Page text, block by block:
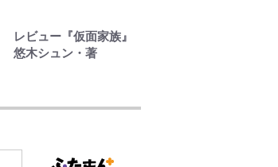
青く美しい「幸せのブ
ルービー」の正体と
は？ 身近な場所で見つ
「季節の虫」の探し方
レビュー『仮面家族』
悠木シュン・著
ケメン近影に「顔パン
変の納得理由